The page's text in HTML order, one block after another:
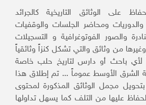
على الوثائق التاريخية كالجرائد
ومحاضر الجلسات والوقفيات
والصور الفوتوغرافية و التسجيلات
من وثائق والتي تشكل كنزاً وثائقياً
لأي باحث أو دارس لتاريخ حلب خاصة
الشرق الأوسط عموماً ... تم إطلاق هذا
مجمل الوثائق المذكورة لمحتوى
عليها من التلف كما يسهل تداولها